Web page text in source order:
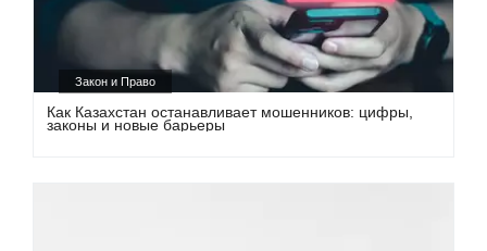
Закон и Право
Как Казахстан останавливает мошенников: цифры,
законы и новые барьеры